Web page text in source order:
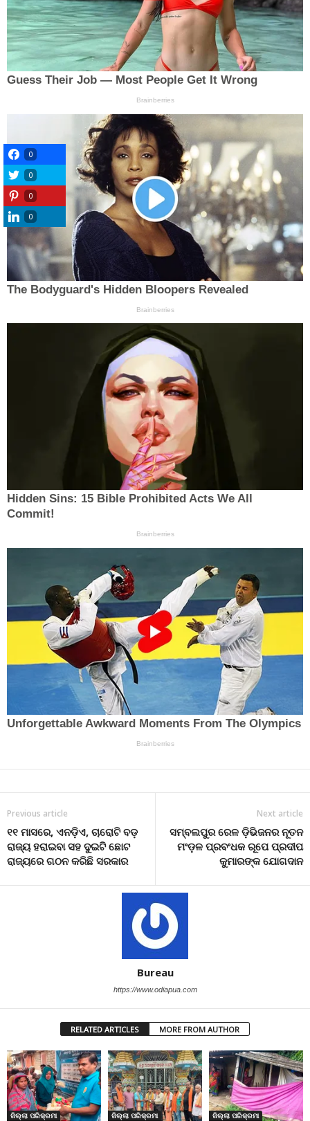
Previous article
୧୧ ମାସରେ, ଏନଡ଼ିଏ, ଚାରୋଟି ବଡ଼
ରାଜ୍ୟ ହରାଇବା ସହ ଦୁଇଟି ଛୋଟ
ରାଜ୍ୟରେ ଗଠନ କରିଛି ସରକାର
Next article
ସମ୍ବଲପୁର ରେଳ ଡ଼ିଭିଜନର ନୂତନ
ମଂଡ଼ଳ ପ୍ରବଂଧକ ରୂପେ ପ୍ରଦୀପ
କୁମାରଙ୍କ ଯୋଗଦାନ
Bureau
https://www.odiapua.com
RELATED ARTICLES MORE FROM AUTHOR
ଜିଲ୍ଲା ପରିକ୍ରମା ଜିଲ୍ଲା ପରିକ୍ରମା ଜିଲ୍ଲା ପରିକ୍ରମା
0
0
0
0